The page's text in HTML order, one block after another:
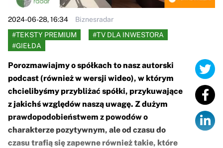
2024-06-28, 16:34
Biznesradar
#TEKSTY PREMIUM
#TV DLA INWESTORA
#GIEŁDA
Porozmawiajmy o spółkach to nasz autorski
podcast (również w wersji wideo), w którym
chcielibyśmy przybliżać spółki, przykuwające
z jakichś względów naszą uwagę. Z dużym
prawdopodobieństwem z powodów o
charakterze pozytywnym, ale od czasu do
czasu trafią się zapewne również takie, które